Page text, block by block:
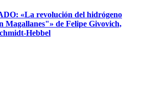
«La revolución del hidrógeno
Magallanes"» de Felipe Givovich,
Hebbel